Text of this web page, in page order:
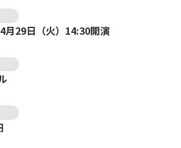
月29日（火）14:30開演